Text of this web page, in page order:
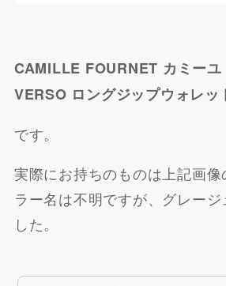
CAMILLE FOURNET カミー
VERSO ロングジップウォレッ
です。
実際にお持ちのものは上記画
ラー名は不明ですが、グレー
した。